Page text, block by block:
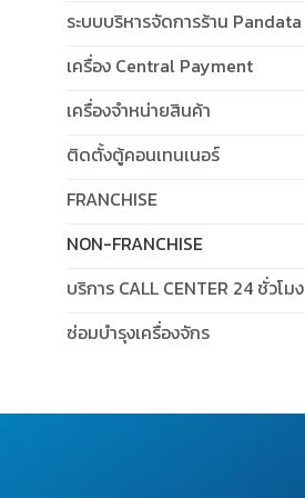
ระบบบริหารจัดการร้าน Pandata
เครื่อง Central Payment
เครื่องจำหน่ายสินค้า
ติดตั้งตู้คอนเทนเนอร์
FRANCHISE
NON-FRANCHISE
บริการ CALL CENTER 24 ชั่วโมง
ซ่อมบำรุงเครื่องจักร